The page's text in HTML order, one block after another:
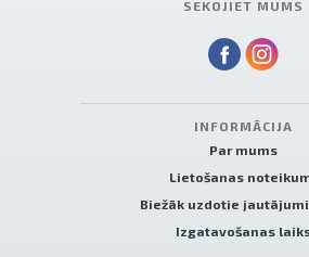
SEKOJIET MUMS
INFORMĀCIJA
Par mums
Lietošanas
Biežāk uzdotie jautājumi
Izgatavošanas